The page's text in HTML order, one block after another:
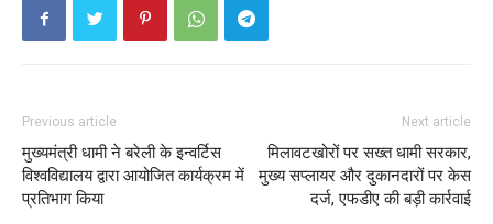
Previous article
मुख्यमंत्री धामी ने बरेली के इन्वर्टिस
विश्वविद्यालय द्वारा आयोजित कार्यक्रम में
प्रतिभाग किया
Next article
मिलावटखोरों पर सख्त धामी सरकार,
मुख्य सप्लायर और दुकानदारों पर केस
दर्ज, एफडीए की बड़ी कार्रवाई